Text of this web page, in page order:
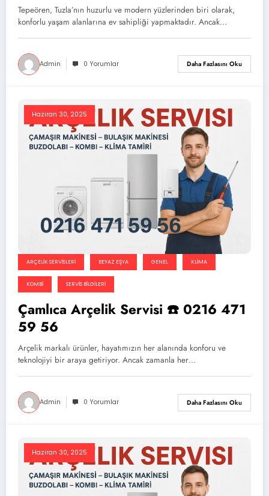
Tepeören, Tuzla’nın huzurlu ve modern yüzlerinden biri olarak,
konforlu yaşam alanlarına ev sahipliği yapmaktadır. Ancak…
Admin 0 Yorumlar Daha Fazlasını Oku
Haziran 30, 2025
ARÇELIK SERVISLERI BEYAZ EŞYA GENEL KLIMA
KOMBI SERVIS BILGILERI
Çamlıca Arçelik Servisi ☎️ 0216 471
59 56
Arçelik markalı ürünler, hayatımızın her alanında konforu ve
teknolojiyi bir araya getiriyor. Ancak zamanla her…
Admin 0 Yorumlar Daha Fazlasını Oku
Haziran 30, 2025